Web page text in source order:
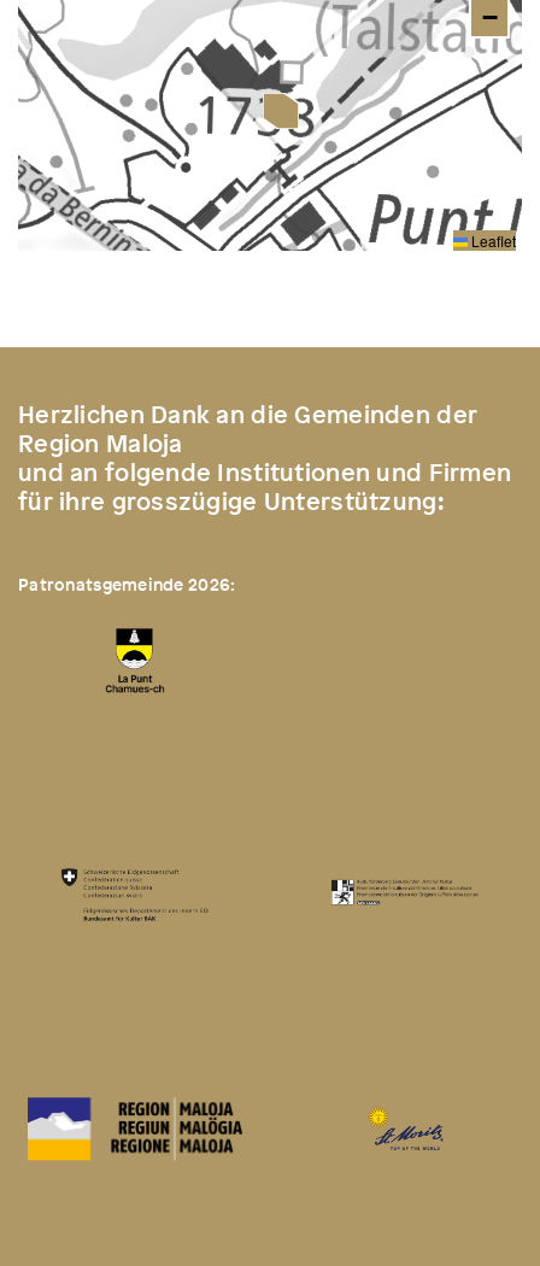
−
Leaflet
Herzlichen Dank an die Gemeinden der
Region Maloja
und an folgende Institutionen und Firmen
für ihre grosszügige Unterstützung:
Patronatsgemeinde 2026: